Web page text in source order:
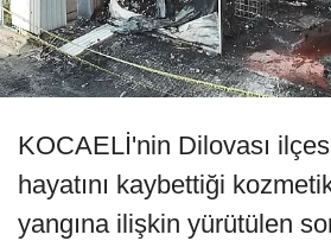
KOCAELİ'nin Dilovası
hayatını kaybettiği
yangına ilişkin yürütülen